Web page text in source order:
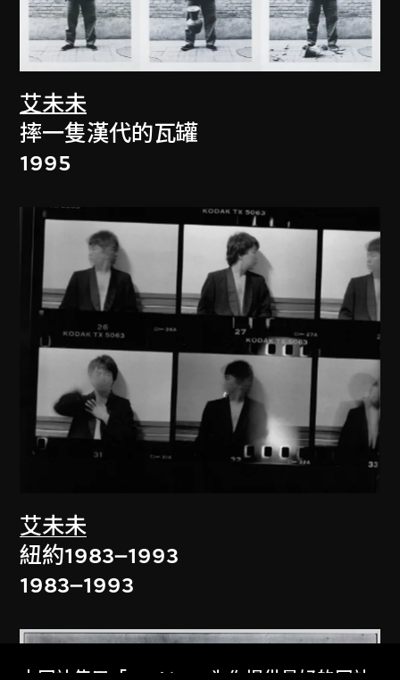
艾未未
摔一隻漢代的瓦罐
1995
艾未未
紐約1983–1993
1983–1993